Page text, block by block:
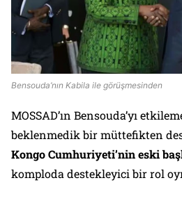
Bensouda’nın Kabila ile görüşmesinden
MOSSAD’ın Bensouda’yı
beklenmedik bir müttefikten
Kongo Cumhuriyeti’nin eski
komploda destekleyici bir rol